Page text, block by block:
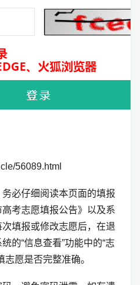
56089.html
必仔细阅读本页面的填报
考志愿填报公告》以及系
填报或修改志愿后，在退
的“信息查看”功能中的“志
志愿是否完整准确。